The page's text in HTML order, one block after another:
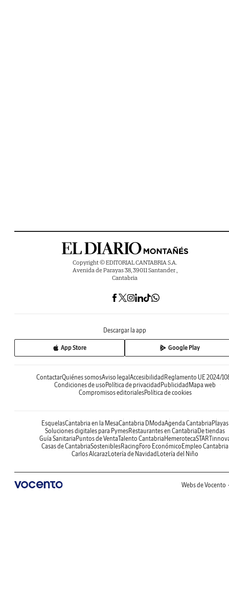
Copyright © EDITORIAL CANTABRIA S.A.
Avenida de Parayas 38, 39011 Santander ,
Cantabria
Descargar la app
App Store Google Play
ContactarQuiénes somosAviso legal Accesibilidad Reglamento UE 2024/
Condiciones de uso Política de privacidad Publicidad Mapa web
Compromisos editorialesPolítica de cookies
EsquelasCantabria en la MesaCantabria DModaAgenda Cantabria Playas
Soluciones digitales para PymesRestaurantes en Cantabria De tiendas
Guía Sanitaria Puntos de VentaTalento Cantabria Hemeroteca
Casas de CantabriaSosteniblesRacing Foro Económico Empleo Cantabria
Carlos Alcaraz Lotería de Navidad Lotería del Niño
Webs de Vocento